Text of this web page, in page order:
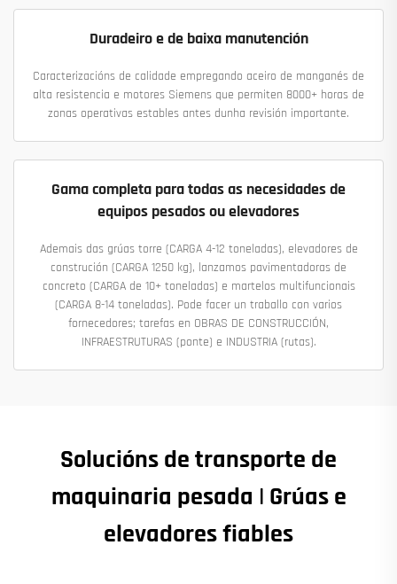
Duradeiro e de baixa manutención
Caracterizacións de calidade empregando aceiro de manganés de
alta resistencia e motores Siemens que permiten 8000+ horas de
zonas operativas estables antes dunha revisión importante.
Gama completa para todas as necesidades de
equipos pesados ou elevadores
Ademais das grúas torre (CARGA 4-12 toneladas), elevadores de
construción (CARGA 1250 kg), lanzamos pavimentadoras de
concreto (CARGA de 10+ toneladas) e martelos multifuncionais
(CARGA 8-14 toneladas). Pode facer un traballo con varios
fornecedores; tarefas en OBRAS DE CONSTRUCCIÓN,
INFRAESTRUTURAS (ponte) e INDUSTRIA (rutas).
Solucións de transporte de
maquinaria pesada | Grúas e
elevadores fiables